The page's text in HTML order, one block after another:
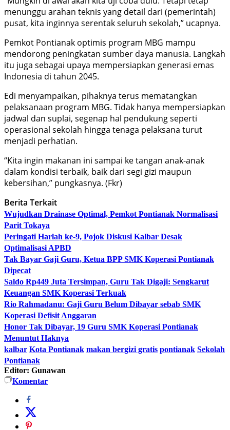
menunggu arahan teknis yang detail dari (pemerintah)
pusat, kita inginnya serentak seluruh sekolah,” ucapnya.
Pemkot Pontianak optimis program MBG mampu
mendorong peningkatan sumber daya manusia. Langkah
itu juga sebagai upaya mempersiapkan generasi emas
Indonesia di tahun 2045.
Edi menyampaikan, pihaknya terus mematangkan
pelaksanaan program MBG. Tidak hanya mempersiapkan
jadwal dan suplai, segenap hal pendukung seperti
operasional sekolah hingga tenaga pelaksana turut
menjadi perhatian.
“Kita ingin makanan ini sampai ke tangan anak-anak
dalam kondisi terbaik, baik dari segi gizi maupun
kebersihan,” pungkasnya. (Fkr)
Berita Terkait
Wujudkan Drainase Optimal, Pemkot Pontianak Normalisasi
Parit Tokaya
Peringati Harlah ke-9, Pojok Diskusi Kalbar Desak
Optimalisasi APBD
Tak Bayar Gaji Guru, Ketua BPP SMK Koperasi Pontianak
Dipecat
Saldo Rp449 Juta Tersimpan, Guru Tak Digaji: Sengkarut
Keuangan SMK Koperasi Terkuak
Rio Rahmadanu: Gaji Guru Belum Dibayar sebab SMK
Koperasi Defisit Anggaran
Honor Tak Dibayar, 19 Guru SMK Koperasi Pontianak
Menuntut Haknya
kalbar Kota Pontianak makan bergizi gratis pontianak Sekolah
Pontianak
Editor: Gunawan
Komentar